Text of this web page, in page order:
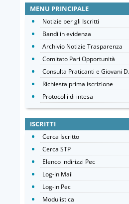
MENU PRINCIPALE
Notizie per gli Iscritti
Bandi in evidenza
Archivio Notizie Trasparenza
Comitato Pari Opportunità
Consulta Praticanti e Giovani
Richiesta prima iscrizione
Protocolli di intesa
ISCRITTI
Cerca Iscritto
Cerca STP
Elenco indirizzi Pec
Log-in Mail
Log-in Pec
Modulistica